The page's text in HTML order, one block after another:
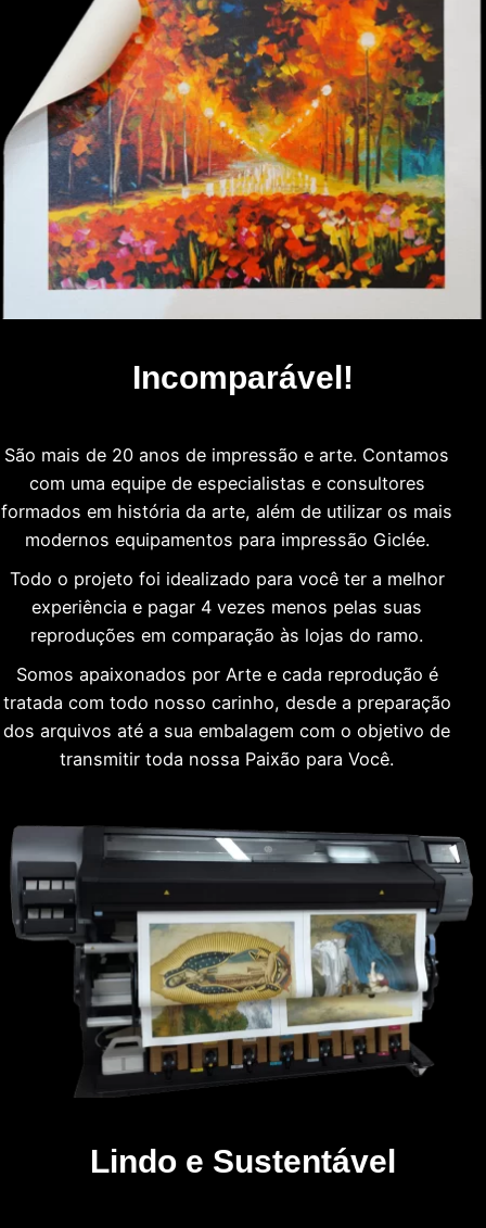
Incomparável!
São mais de 20 anos de impressão e arte. Contamos
com uma equipe de especialistas e consultores
formados em história da arte, além de utilizar os mais
modernos equipamentos para impressão Giclée.
Todo o projeto foi idealizado para você ter a melhor
experiência e pagar 4 vezes menos pelas suas
reproduções em comparação às lojas do ramo.
Somos apaixonados por Arte e cada reprodução é
tratada com todo nosso carinho, desde a preparação
dos arquivos até a sua embalagem com o objetivo de
transmitir toda nossa Paixão para Você.
Lindo e Sustentável